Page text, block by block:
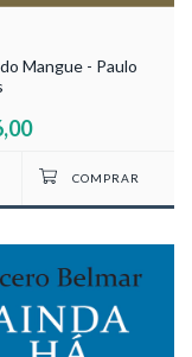
Mangue - Paulo